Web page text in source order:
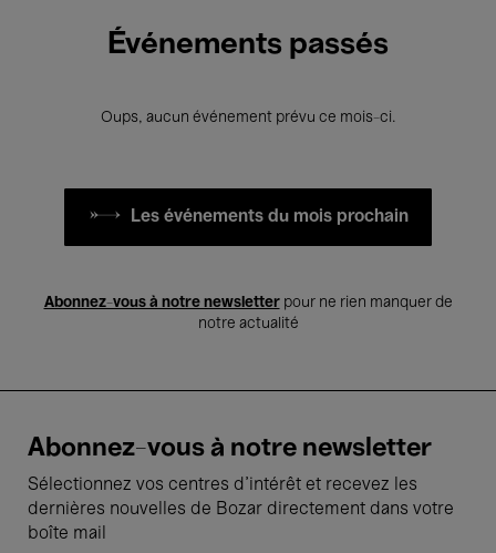
Événements passés
Oups, aucun événement prévu ce mois-ci.
Les événements du mois prochain
Abonnez-vous à notre newsletterpour ne rien manquer de
notre actualité
Abonnez-vous à notre newsletter
Sélectionnez vos centres d'intérêt et recevez les
dernières nouvelles de Bozar directement dans votre
boîte mail